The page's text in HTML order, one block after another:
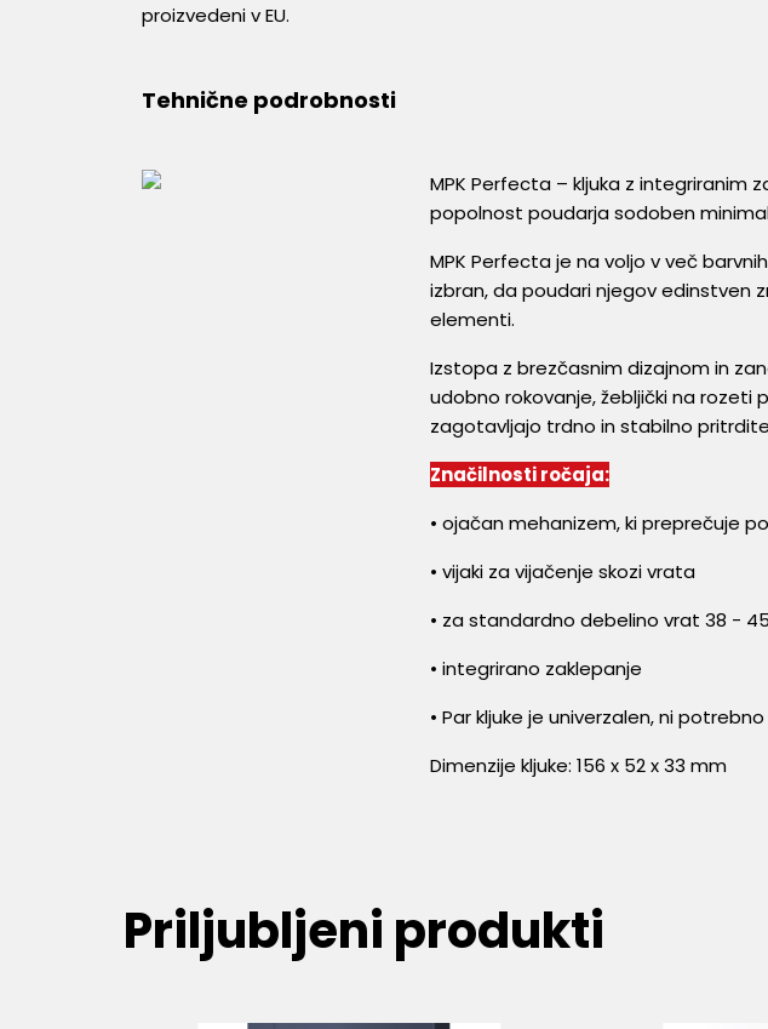
proizvedeni v EU.
Tehnične podrobnosti
MPK Perfecta – kljuka z integriranim
popolnost poudarja sodoben
MPK Perfecta je na voljo v več
izbran, da poudari njegov edinstven
elementi.
Izstopa z brezčasnim dizajnom in
udobno rokovanje, žebljički na rozeti
zagotavljajo trdno in stabilno
Značilnosti ročaja:
• ojačan mehanizem, ki preprečuje
• vijaki za vijačenje skozi vrata
• za standardno debelino vrat 38 -
• integrirano zaklepanje
• Par kljuke je univerzalen, ni
Dimenzije kljuke: 156 x 52 x 33 mm
Priljubljeni produkti